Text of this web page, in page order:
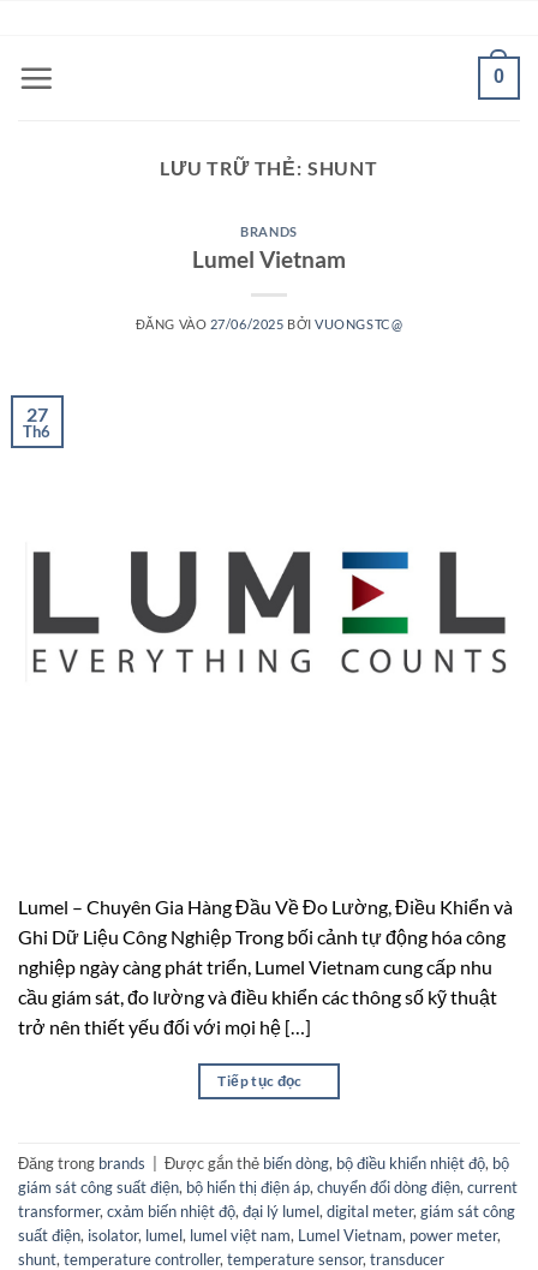
nội
0
LƯU TRỮ THẺ: SHUNT
BRANDS
Lumel Vietnam
ĐĂNG VÀO 27/06/2025 BỞIVUONGSTC@
27
Th6
Lumel – Chuyên Gia Hàng Đầu Về Đo Lường, Điều Khiển và
Ghi Dữ Liệu Công Nghiệp Trong bối cảnh tự động hóa công
nghiệp ngày càng phát triển, Lumel Vietnam cung cấp nhu
cầu giám sát, đo lường và điều khiển các thông số kỹ thuật
trở nên thiết yếu đối với mọi hệ […]
Tiếp tục đọc
Đăng trong brands Được gắn thẻ biến dòng, bộ điều khiển nhiệt độ, bộ
giám sát công suất điện, bộ hiển thị điện áp, chuyển đổi dòng điện, current
transformer, cxảm biến nhiệt độ, đại lý lumel, digital meter, giám sát công
suất điện, isolator, lumel, lumel việt nam, Lumel Vietnam, power meter,
shunt, temperature controller, temperature sensor, transducer